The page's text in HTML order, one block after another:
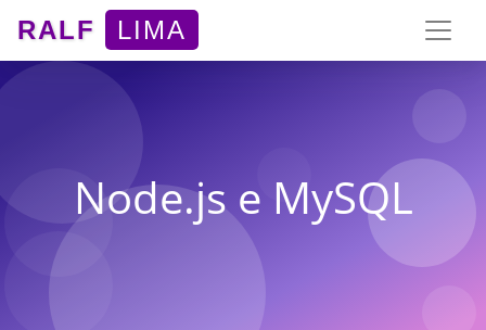
RALF LIMA
Node.js e MySQL